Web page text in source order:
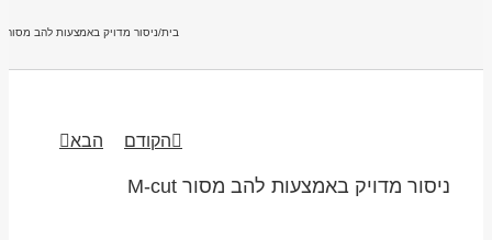
בית/ניסור מדויק באמצעות להב מסור M-cut
הקודם הבא
ניסור מדויק באמצעות להב מסור M-cut